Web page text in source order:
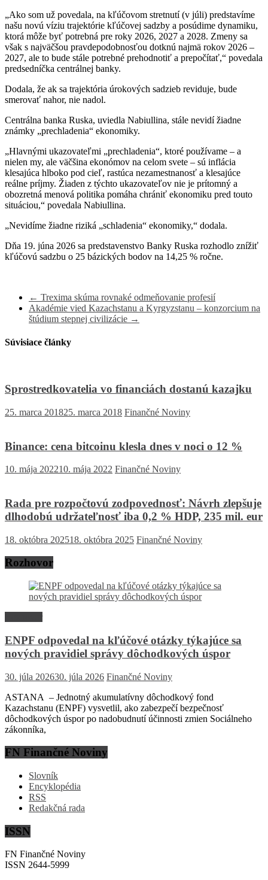
„Ako som už povedala, na kľúčovom stretnutí (v júli) predstavíme
našu novú víziu trajektórie kľúčovej sadzby a posúdime dynamiku,
ktorá môže byť potrebná pre roky 2026, 2027 a 2028. Zmeny sa
však s najväčšou pravdepodobnosťou dotknú najmä rokov 2026 –
2027, ale to bude stále potrebné prehodnotiť a prepočítať,“ povedala
predsedníčka centrálnej banky.
Dodala, že ak sa trajektória úrokových sadzieb reviduje, bude
smerovať nahor, nie nadol.
Centrálna banka Ruska, uviedla Nabiullina, stále nevidí žiadne
známky „prechladenia“ ekonomiky.
„Hlavnými ukazovateľmi „prechladenia“, ktoré používame – a
nielen my, ale väčšina ekonómov na celom svete – sú inflácia
klesajúca hlboko pod cieľ, rastúca nezamestnanosť a klesajúce
reálne príjmy. Žiaden z týchto ukazovateľov nie je prítomný a
obozretná menová politika pomáha chrániť ekonomiku pred touto
situáciou,“ povedala Nabiullina.
„Nevidíme žiadne riziká „schladenia“ ekonomiky,“ dodala.
Dňa 19. júna 2026 sa predstavenstvo Banky Ruska rozhodlo znížiť
kľúčovú sadzbu o 25 bázických bodov na 14,25 % ročne.
← Trexima skúma rovnaké odmeňovanie profesií
Akadémie vied Kazachstanu a Kyrgyzstanu – konzorcium na
štúdium stepnej civilizácie →
Súvisiace články
Sprostredkovatelia vo financiách dostanú kazajku
25. marca 201825. marca 2018 Finančné Noviny
Binance: cena bitcoinu klesla dnes v noci o 12 %
10. mája 202210. mája 2022 Finančné Noviny
Rada pre rozpočtovú zodpovednosť: Návrh zlepšuje
dlhodobú udržateľnosť iba 0,2 % HDP, 235 mil. eur
18. októbra 202518. októbra 2025 Finančné Noviny
Rozhovor
ENPF odpovedal na kľúčové otázky týkajúce sa
nových pravidiel správy dôchodkových úspor
30. júla 202630. júla 2026 Finančné Noviny
ASTANA – Jednotný akumulatívny dôchodkový fond
Kazachstanu (ENPF) vysvetlil, ako zabezpečí bezpečnosť
dôchodkových úspor po nadobudnutí účinnosti zmien Sociálneho
zákonníka,
FN Finančné Noviny
Slovník
Encyklopédia
RSS
Redakčná rada
ISSN
FN Finančné Noviny
ISSN 2644-5999